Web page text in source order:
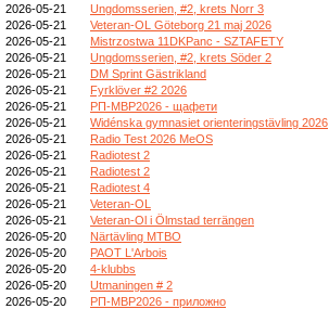
2026-05-21
Ungdomsserien, #2, krets Norr 3
2026-05-21
Veteran-OL Göteborg 21 maj 2026
2026-05-21
Mistrzostwa 11DKPanc - SZTAFETY
2026-05-21
Ungdomsserien, #2, krets Söder 2
2026-05-21
DM Sprint Gästrikland
2026-05-21
Fyrklöver #2 2026
2026-05-21
РП-МВР2026 - щафети
2026-05-21
Widénska gymnasiet orienteringstävling 2026
2026-05-21
Radio Test 2026 MeOS
2026-05-21
Radiotest 2
2026-05-21
Radiotest 2
2026-05-21
Radiotest 4
2026-05-21
Veteran-OL
2026-05-21
Veteran-Ol i Ölmstad terrängen
2026-05-20
Närtävling MTBO
2026-05-20
PAOT L'Arbois
2026-05-20
4-klubbs
2026-05-20
Utmaningen # 2
2026-05-20
РП-МВР2026 - приложно